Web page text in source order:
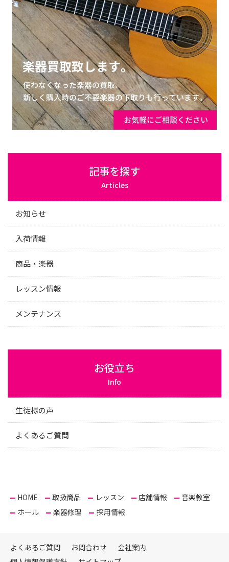
記事を探す
Articles
お知らせ
入荷情報
商品・楽器
レッスン情報
メンテナンス
お役立ち
Info
生徒様の声
よくあるご質問
HOME 取扱商品 レッスン 店舗情報
音楽教室
ホール
楽器修理 採用情報
よくあるご質問 お問合わせ
会社案内